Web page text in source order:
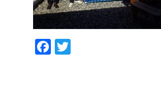
Facebook